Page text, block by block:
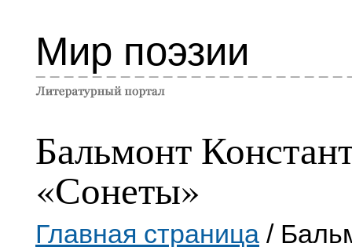
Мир поэзии
Бальмонт
«Сонеты»
Главная страница /